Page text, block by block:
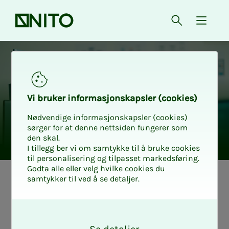
Forsiden Åpne søk
{
Opp­­­tak fra te­­
Vi bru­ker in­for­ma­sjons­kaps­ler (cookies)
Nødvendige informasjonskapsler (cookies)
sørger for at denne nettsiden fungerer som
den skal.
I tillegg ber vi om samtykke til å bruke cookies
til personalisering og tilpasset markedsføring.
Godta alle eller velg hvilke cookies du
samtykker til ved å se detaljer.